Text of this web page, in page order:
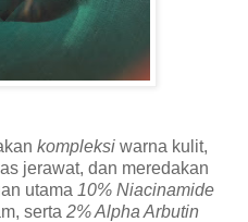
kompleksi warna kulit,
jerawat, dan meredakan
utama 10% Niacinamide
serta 2% Alpha Arbutin